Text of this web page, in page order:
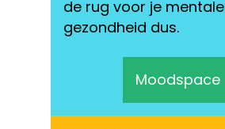
de rug voor je mentale
gezondheid dus.
Moodspace